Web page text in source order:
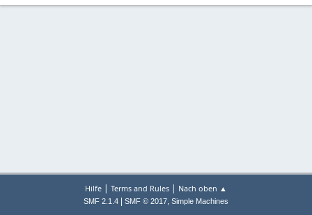
Hilfe | Terms and Rules | Nach oben ▲
SMF 2.1.4 SMF © 2017, Simple Machines